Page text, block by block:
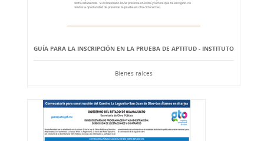
GUÍA PARA LA INSCRIPCIÓN EN LA PRUEBA DE APTITUD - INSTITUTO
Bienes raíces